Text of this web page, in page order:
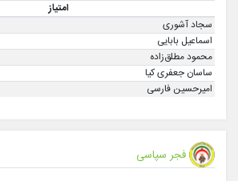
امتیاز
سجاد آشوری
اسماعیل بابایی
محمود مطلق‌زاده
ساسان جعفری کیا
امیرحسین فارسی
فجر سپاسی